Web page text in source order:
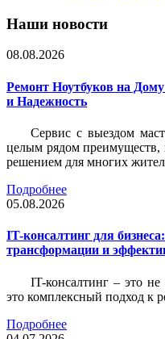
Наши новости
08.08.2026
Ремонт Ноутбуков на
и Надежность
Сервис с выездом
целым рядом преимуществ,
решением для многих
Подробнее
05.08.2026
IT-консалтинг для
трансформации и
IT-консалтинг – это не
это комплексный подход к
Подробнее